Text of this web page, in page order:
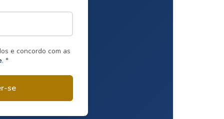
e concordo com as
. *
se